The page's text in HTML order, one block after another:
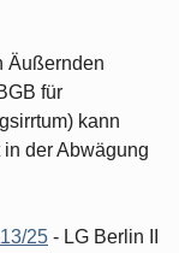
Äußernden
für
kann
der Abwägung
25 - LG Berlin II